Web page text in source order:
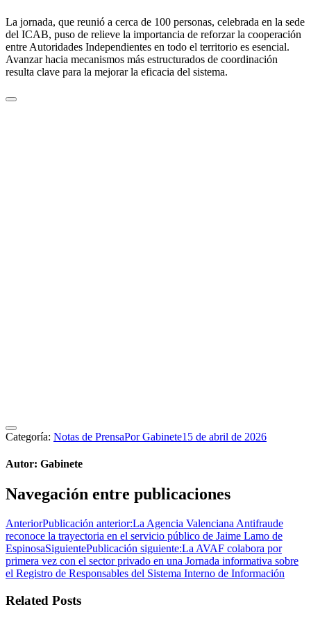
La jornada, que reunió a cerca de 100 personas, celebrada en la sede
del ICAB, puso de relieve la importancia de reforzar la cooperación
entre Autoridades Independientes en todo el territorio es esencial.
Avanzar hacia mecanismos más estructurados de coordinación
resulta clave para la mejorar la eficacia del sistema.
Categoría: Notas de PrensaPorGabinete15 de abril de 2026
Autor: Gabinete
Navegación entre publicaciones
AnteriorPublicación anterior:La Agencia Valenciana Antifraude
reconoce la trayectoria en el servicio público de Jaime Lamo de
EspinosaSiguientePublicación siguiente:La AVAF colabora por
primera vez con el sector privado en una Jornada informativa sobre
el Registro de Responsables del Sistema Interno de Información
Related Posts